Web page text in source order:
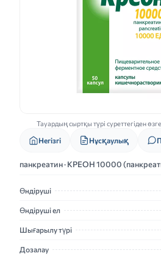
Тауардың сыртқы түрі суреттегіден
Негізгі Нұсқаулық
панкреатин · КРЕОН 10000
Өндіруші
Өндіруші ел
Шығарылу түрі
Дозалау